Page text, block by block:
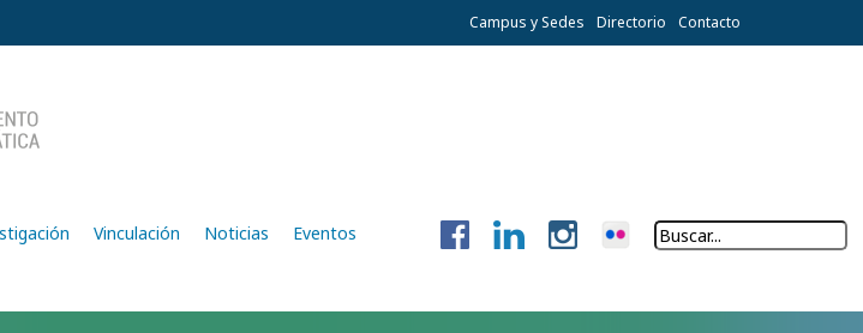
Campus y Sedes Directorio Contacto
Vinculación Noticias
Eventos